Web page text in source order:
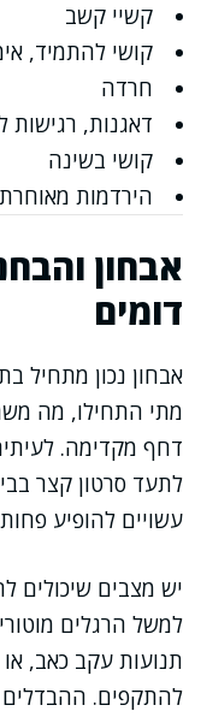
קשיי קשב
קושי להתמיד,
חרדה
דאגנות, רגישות
קושי בשינה
הירדמות
אבחון
דומים
אבחון נכון מתחיל
מתי התחילו, מה
דחף מקדימה.
לתעד סרטון קצר
עשויים להופיע
יש מצבים שיכולים
למשל הרגלים
תנועות עקב כאב,
להתקפים. ההבדלים